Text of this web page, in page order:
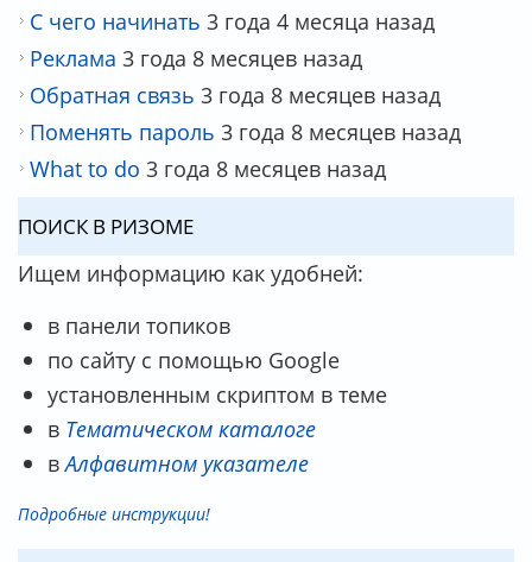
С чего начинать 3 года 4 месяца назад
Реклама 3 года 8 месяцев назад
Обратная связь 3 года 8 месяцев назад
Поменять пароль 3 года 8 месяцев назад
What to do 3 года 8 месяцев назад
ПОИСК В РИЗОМЕ
Ищем информацию как удобней:
в панели топиков
по сайту с помощью Google
установленным скриптом в теме
в Тематическом каталоге
вАлфавитном указателе
Подробные инструкции!